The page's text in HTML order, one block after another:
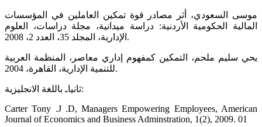
موسى السعودي، أثر مصادر قوة تمكين العاملين في المؤسسات
المالية الحكومية الأردنية: دراسة ميدانية، مجلة دراسات، العلوم
الإدارية، المجلد 35، العدد 2، 2008.
يحي سليم ملحم، التمكين كمفهوم إداري معاصر، المنظمة العربية
للتنمية الإدارية، القاهرة، 2004.
ثانياـ باللغة الانجليزية:
Carter Tony .J .D, Managers Empowering Employees, American
Journal of Economics and Business Adminstration, 1(2), 2009. 01